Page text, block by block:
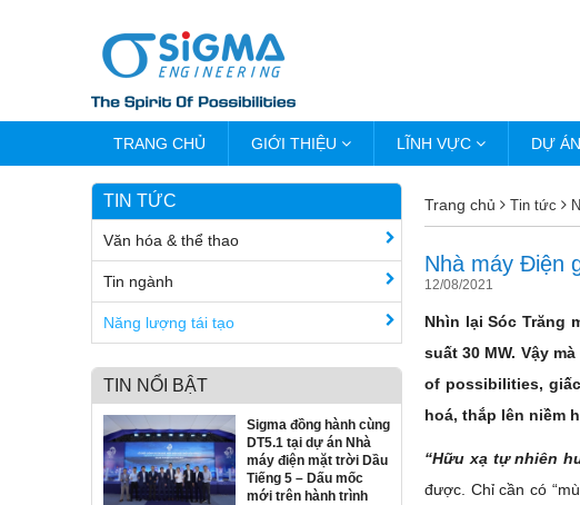
TRANG CHỦ GIỚI THIỆU LĨNH VỰC DỰ ÁN
TIN TỨC
Văn hóa & thể thao
Tin ngành
Năng lượng tái tạo
TIN NỔI BẬT
Sigma đồng hành cùng
DT5.1 tại dự án Nhà
máy điện mặt trời Dầu
Tiếng 5 – Dấu mốc
mới trên hành trình
Trang chủ Tin tức
Nhà máy Điện
12/08/2021
Nhìn lại Sóc Trăng
suất 30 MW. Vậy
of possibilities,
hoá, thắp lên niềm
“Hữu xạ tự nhiên
được. Chỉ cần có